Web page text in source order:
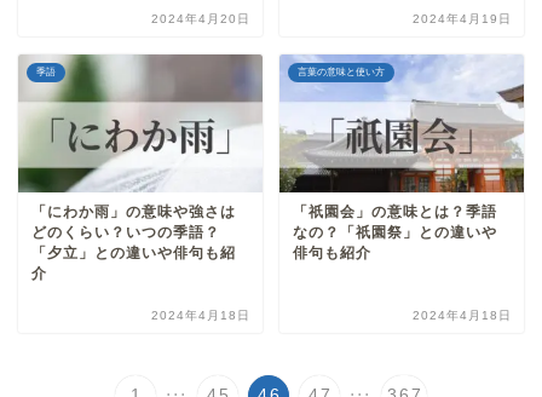
2024年4月20日 2024年4月19日
季語
「にわか雨」の意味や強さは
どのくらい？いつの季語？
「夕立」との違いや俳句も紹
介
2024年4月18日
言葉の意味と使い方
「祇園会」の意味とは？季語
なの？「祇園祭」との違いや
俳句も紹介
2024年4月18日
... ...